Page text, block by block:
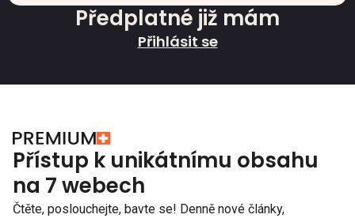
Předplatné již mám
Přihlásit se
Přístup k unikátnímu obsahu
na 7 webech
Čtěte, poslouchejte, bavte se! Denně nové články,